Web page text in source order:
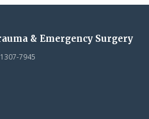
& Emergency Surgery
7945